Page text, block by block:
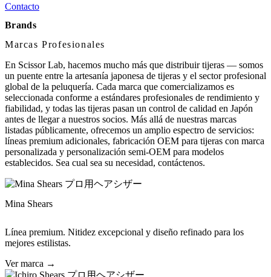
Contacto
Brands
Marcas Profesionales
En Scissor Lab, hacemos mucho más que distribuir tijeras — somos
un puente entre la artesanía japonesa de tijeras y el sector profesional
global de la peluquería. Cada marca que comercializamos es
seleccionada conforme a estándares profesionales de rendimiento y
fiabilidad, y todas las tijeras pasan un control de calidad en Japón
antes de llegar a nuestros socios. Más allá de nuestras marcas
listadas públicamente, ofrecemos un amplio espectro de servicios:
líneas premium adicionales, fabricación OEM para tijeras con marca
personalizada y personalización semi-OEM para modelos
establecidos. Sea cual sea su necesidad, contáctenos.
Mina Shears
Línea premium. Nitidez excepcional y diseño refinado para los
mejores estilistas.
Ver marca →